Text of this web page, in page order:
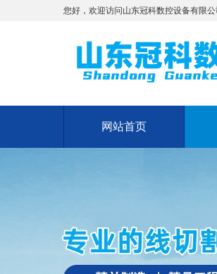
您好，欢迎访问山东冠科数控设备有限公
网站首页